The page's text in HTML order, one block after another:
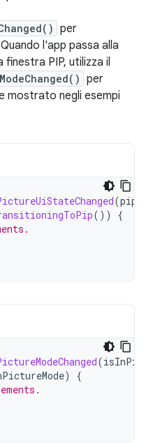
per
l'app passa alla
PIP, utilizza il
per
mostrato negli esempi
(
())
{
(
)
{